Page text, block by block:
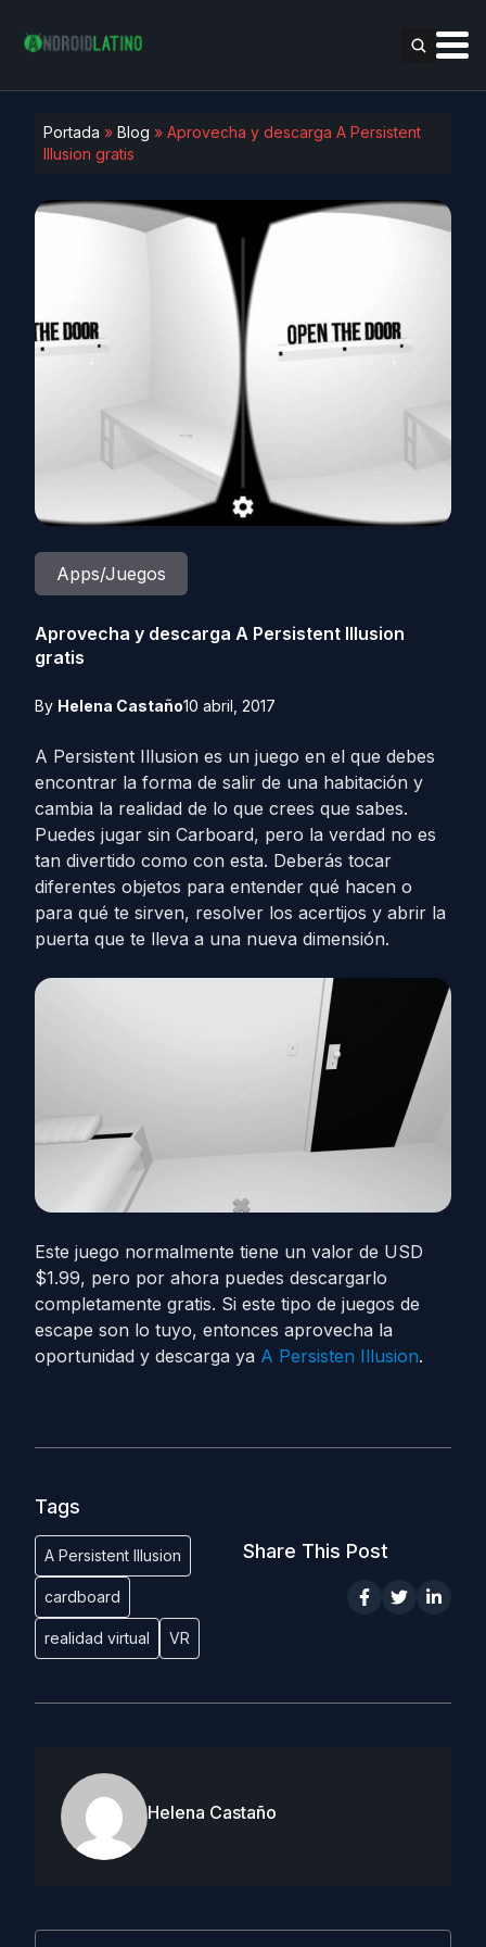
Portada » Blog » Aprovecha y descarga A Persistent
Illusion gratis
Apps/Juegos
Aprovecha y descarga A Persistent Illusion
gratis
By Helena Castaño10 abril, 2017
A Persistent Illusion es un juego en el que debes
encontrar la forma de salir de una habitación y
cambia la realidad de lo que crees que sabes.
Puedes jugar sin Carboard, pero la verdad no es
tan divertido como con esta. Deberás tocar
diferentes objetos para entender qué hacen o
para qué te sirven, resolver los acertijos y abrir la
puerta que te lleva a una nueva dimensión.
Este juego normalmente tiene un valor de USD
$1.99, pero por ahora puedes descargarlo
completamente gratis. Si este tipo de juegos de
escape son lo tuyo, entonces aprovecha la
oportunidad y descarga ya A Persisten Illusion.
Tags
A Persistent Illusion
cardboard
realidad virtual VR
Share This Post
Helena Castaño